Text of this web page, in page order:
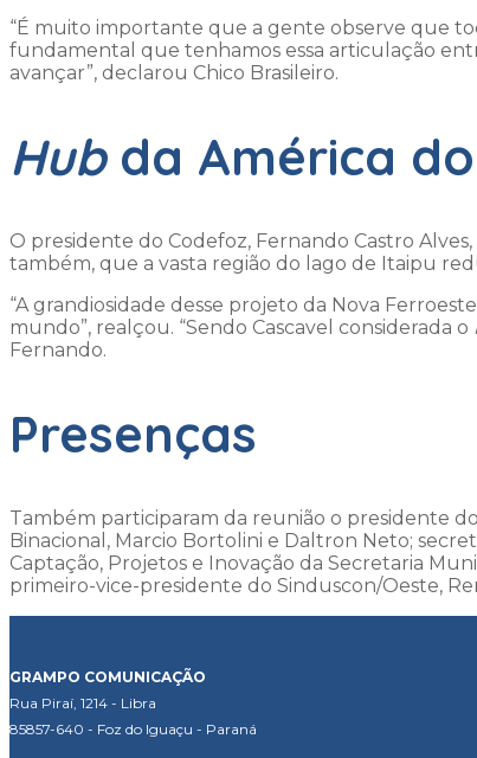
“É muito importante que a gente observe que
fundamental que tenhamos essa articulação
avançar”, declarou Chico Brasileiro.
Hubda América do
O presidente do Codefoz, Fernando Castro
também, que a vasta região do lago de Itaipu
“A grandiosidade desse projeto da Nova
mundo”, realçou. “Sendo Cascavel considerada o
Fernando.
Presenças
Também participaram da reunião o presidente
Binacional, Marcio Bortolini e Daltron Neto;
Captação, Projetos e Inovação da Secretaria
primeiro-vice-presidente do Sinduscon/Oeste,
GRAMPO COMUNICAÇÃO
Rua Piraí, 1214 - Libra
85857-640 - Foz do Iguaçu - Paraná